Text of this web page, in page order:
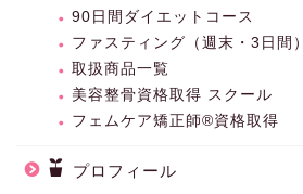
90日間ダイエットコース
ファスティング（週末・3日間）
取扱商品一覧
美容整骨資格取得 スクール
フェムケア矯正師®資格取得
プロフィール